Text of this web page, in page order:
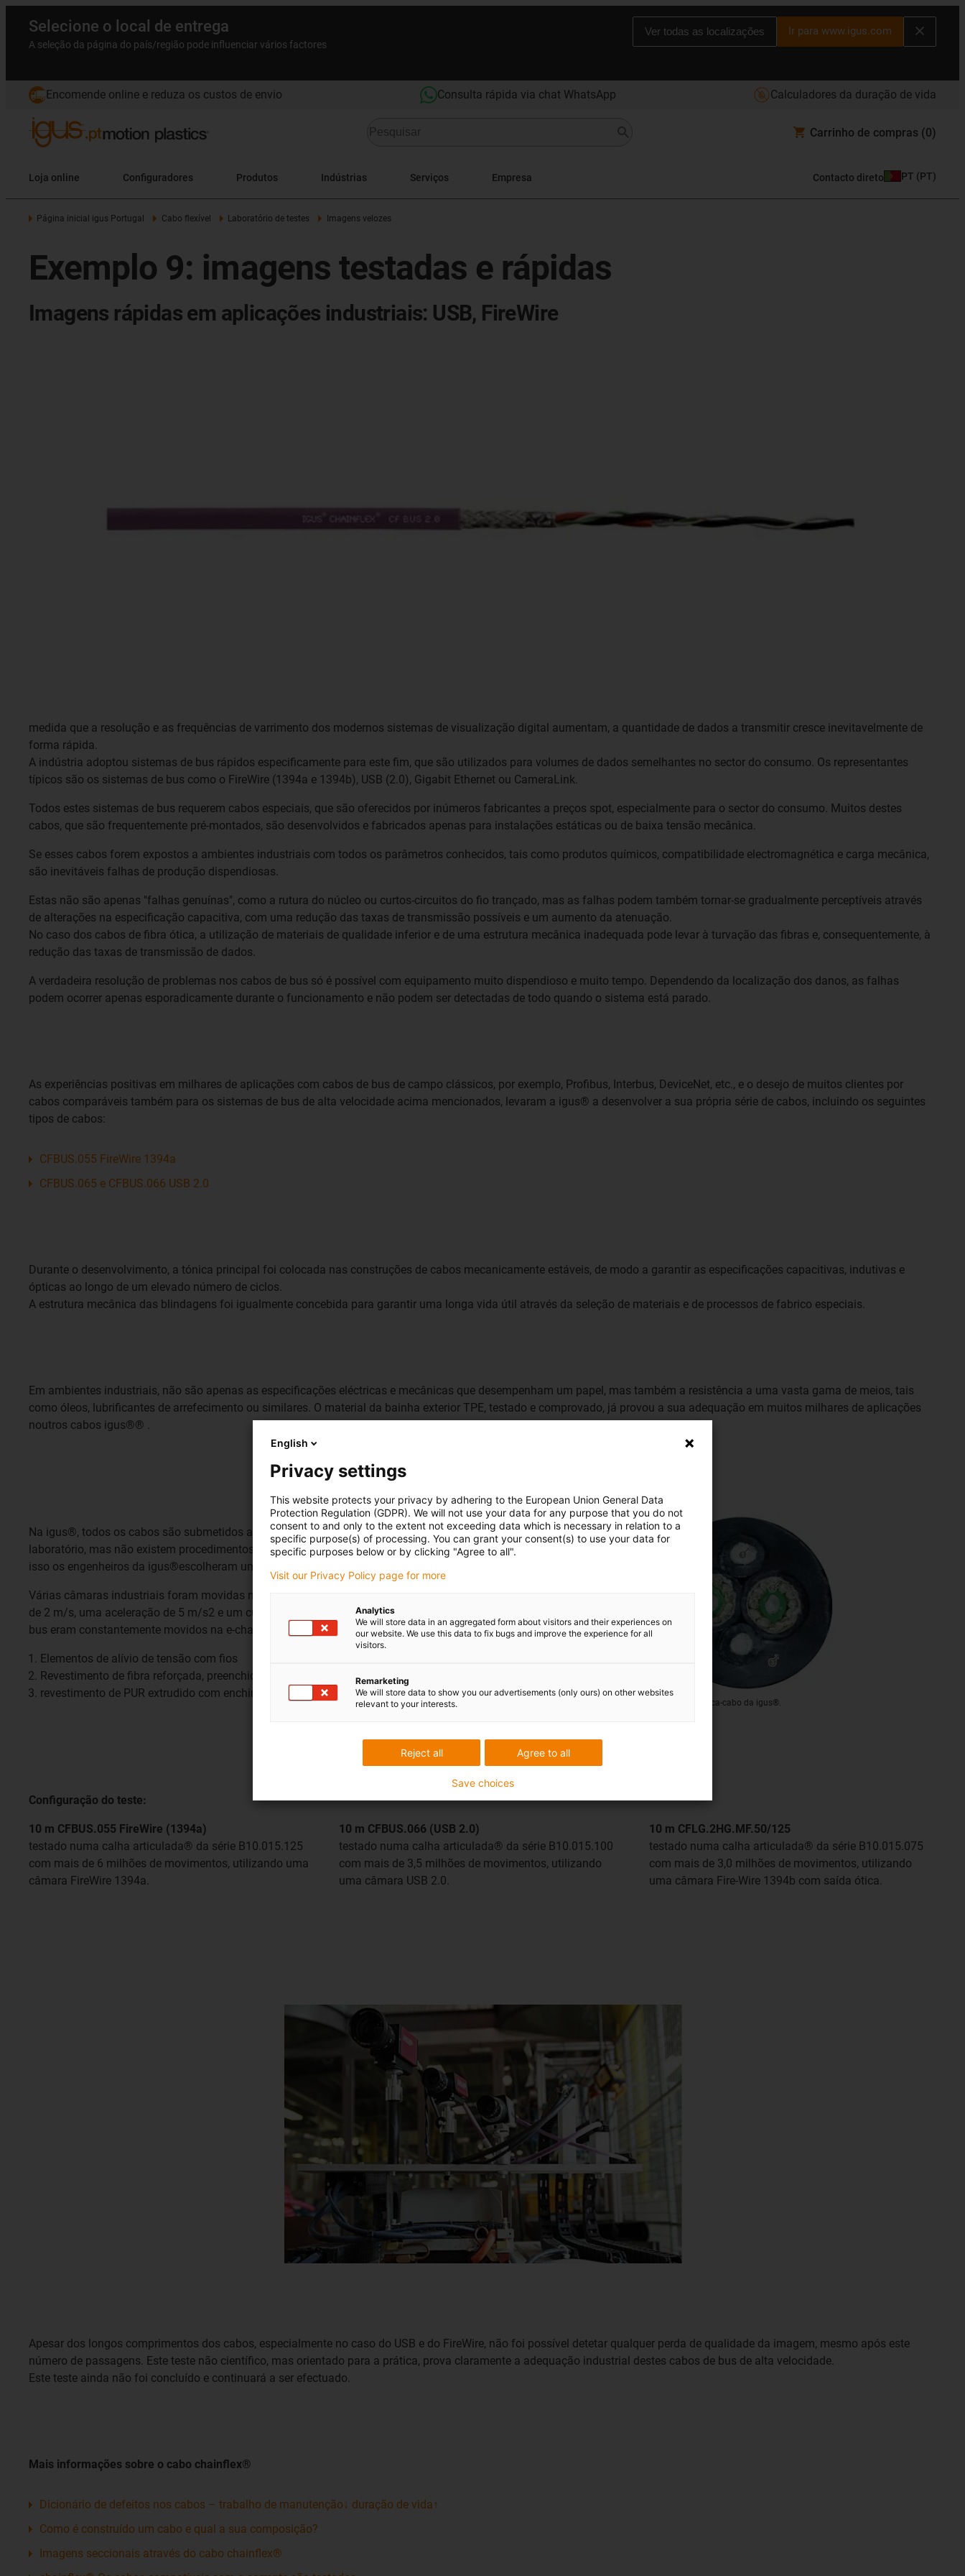
Selecione o local de entrega
A seleção da página do país/região pode influenciar vários factores
Ver todas as localizações Ir para www.igus.com
Encomende online e reduza os custos de envio Consulta rápida via chat WhatsApp Calculadores da duração de vida
Carrinho de compras (0)
Loja online Configuradores Produtos Indústrias Serviços Empresa Contacto direto PT (PT)
Página inicial igus Portugal Cabo flexível Laboratório de testes Imagens velozes
Exemplo 9: imagens testadas e rápidas
Imagens rápidas em aplicações industriais: USB, FireWire
medida que a resolução e as frequências de varrimento dos modernos sistemas de visualização digital aumentam, a quantidade de dados a transmitir cresce inevitavelmente de
forma rápida.
A indústria adoptou sistemas de bus rápidos especificamente para este fim, que são utilizados para volumes de dados semelhantes no sector do consumo. Os representantes
típicos são os sistemas de bus como o FireWire (1394a e 1394b), USB (2.0), Gigabit Ethernet ou CameraLink.
Todos estes sistemas de bus requerem cabos especiais, que são oferecidos por inúmeros fabricantes a preços spot, especialmente para o sector do consumo. Muitos destes
cabos, que são frequentemente pré-montados, são desenvolvidos e fabricados apenas para instalações estáticas ou de baixa tensão mecânica.
Se esses cabos forem expostos a ambientes industriais com todos os parâmetros conhecidos, tais como produtos químicos, compatibilidade electromagnética e carga mecânica,
são inevitáveis falhas de produção dispendiosas.
Estas não são apenas "falhas genuínas", como a rutura do núcleo ou curtos-circuitos do fio trançado, mas as falhas podem também tornar-se gradualmente perceptíveis através
de alterações na especificação capacitiva, com uma redução das taxas de transmissão possíveis e um aumento da atenuação.
No caso dos cabos de fibra ótica, a utilização de materiais de qualidade inferior e de uma estrutura mecânica inadequada pode levar à turvação das fibras e, consequentemente, à
redução das taxas de transmissão de dados.
A verdadeira resolução de problemas nos cabos de bus só é possível com equipamento muito dispendioso e muito tempo. Dependendo da localização dos danos, as falhas
podem ocorrer apenas esporadicamente durante o funcionamento e não podem ser detectadas de todo quando o sistema está parado.
As experiências positivas em milhares de aplicações com cabos de bus de campo clássicos, por exemplo, Profibus, Interbus, DeviceNet, etc., e o desejo de muitos clientes por
cabos comparáveis também para os sistemas de bus de alta velocidade acima mencionados, levaram a igus® a desenvolver a sua própria série de cabos, incluindo os seguintes
tipos de cabos:
CFBUS.055 FireWire 1394a
CFBUS.065 e CFBUS.066 USB 2.0
Durante o desenvolvimento, a tónica principal foi colocada nas construções de cabos mecanicamente estáveis, de modo a garantir as especificações capacitivas, indutivas e
ópticas ao longo de um elevado número de ciclos.
A estrutura mecânica das blindagens foi igualmente concebida para garantir uma longa vida útil através da seleção de materiais e de processos de fabrico especiais.
Em ambientes industriais, não são apenas as especificações eléctricas e mecânicas que desempenham um papel, mas também a resistência a uma vasta gama de meios, tais
como óleos, lubrificantes de arrefecimento ou similares. O material da bainha exterior TPE, testado e comprovado, já provou a sua adequação em muitos milhares de aplicações
noutros cabos igus®® .
Na igus®, todos os cabos são submetidos a testes extensivos no nosso próprio
laboratório, mas não existem procedimentos de teste significativos para tal tarefa, por
isso os engenheiros da igus®escolheram uma abordagem muito pragmática.
Várias câmaras industriais foram movidas num motor linear rápido a uma velocidade
de 2 m/s, uma aceleração de 5 m/s2 e um curso de 600 mm, enquanto os cabos de
bus eram constantemente movidos na e-chain® utilizada.
Elementos de alívio de tensão com fios
Revestimento de fibra reforçada, preenchido com gel
revestimento de PUR extrudido com enchimento de reforço
secção transversal "chainflex®" Cabo de fibra ótica-cabo da igus®.
Configuração do teste:
10 m CFBUS.055 FireWire (1394a)
testado numa calha articulada® da série B10.015.125
com mais de 6 milhões de movimentos, utilizando uma
câmara FireWire 1394a.
10 m CFBUS.066 (USB 2.0)
testado numa calha articulada® da série B10.015.100
com mais de 3,5 milhões de movimentos, utilizando
uma câmara USB 2.0.
10 m CFLG.2HG.MF.50/125
testado numa calha articulada® da série B10.015.075
com mais de 3,0 milhões de movimentos, utilizando
uma câmara Fire-Wire 1394b com saída ótica.
Apesar dos longos comprimentos dos cabos, especialmente no caso do USB e do FireWire, não foi possível detetar qualquer perda de qualidade da imagem, mesmo após este
número de passagens. Este teste não científico, mas orientado para a prática, prova claramente a adequação industrial destes cabos de bus de alta velocidade.
Este teste ainda não foi concluído e continuará a ser efectuado.
Mais informações sobre o cabo chainflex®
Dicionário de defeitos nos cabos – trabalho de manutenção↓ duração de vida↑
Como é construído um cabo e qual a sua composição?
Imagens seccionais através do cabo chainflex®
English
Privacy settings
This website protects your privacy by adhering to the European Union General Data
Protection Regulation (GDPR). We will not use your data for any purpose that you do not
consent to and only to the extent not exceeding data which is necessary in relation to a
specific purpose(s) of processing. You can grant your consent(s) to use your data for
specific purposes below or by clicking "Agree to all".
Visit our Privacy Policy page for more
Analytics
We will store data in an aggregated form about visitors and their experiences on
our website. We use this data to fix bugs and improve the experience for all
visitors.
Remarketing
We will store data to show you our advertisements (only ours) on other websites
relevant to your interests.
Agree to all
Reject all
Save choices